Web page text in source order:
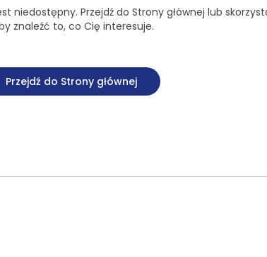
niedostępny. Przejdź do Strony głównej lub
znaleźć to, co Cię interesuje.
Przejdź do Strony głównej